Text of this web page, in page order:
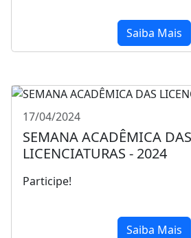
Saiba Mais
17/04/2024
SEMANA ACADÊMICA DAS
LICENCIATURAS - 2024
Participe!
Saiba Mais